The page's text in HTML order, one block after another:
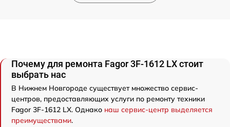
Почему для ремонта Fagor 3F-1612 LX стоит
выбрать нас
В Нижнем Новгороде существует множество сервис-
центров, предоставляющих услуги по ремонту техники
Fagor 3F-1612 LX. Однако наш сервис-центр выделяется
преимуществами.